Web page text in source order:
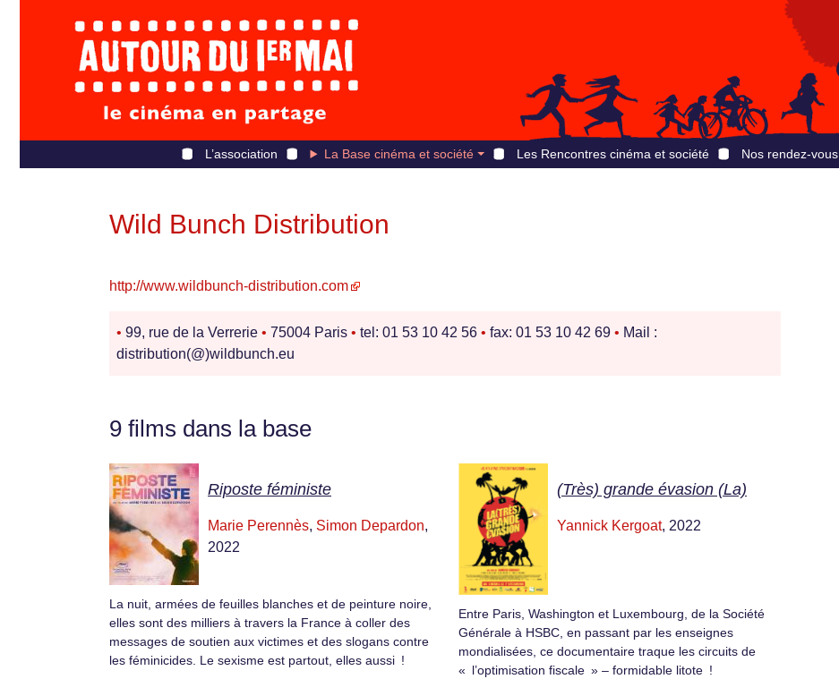
L’association La Base cinéma et société Les Rencontres cinéma et société Nos rendez-vous
Wild Bunch Distribution
http://www.wildbunch-distribution.com
• 99, rue de la Verrerie • 75004 Paris • tel: 01 53 10 42 56 • fax: 01 53 10 42 69 • Mail :
distribution(@)wildbunch.eu
9 films dans la base
Riposte féministe
Marie Perennès, Simon Depardon,
2022
La nuit, armées de feuilles blanches et de peinture noire,
elles sont des milliers à travers la France à coller des
messages de soutien aux victimes et des slogans contre
les féminicides. Le sexisme est partout, elles aussi !
(Très) grande évasion (La)
Yannick Kergoat, 2022
Entre Paris, Washington et Luxembourg, de la Société
Générale à HSBC, en passant par les enseignes
mondialisées, ce documentaire traque les circuits de
« l’optimisation fiscale » – formidable litote !